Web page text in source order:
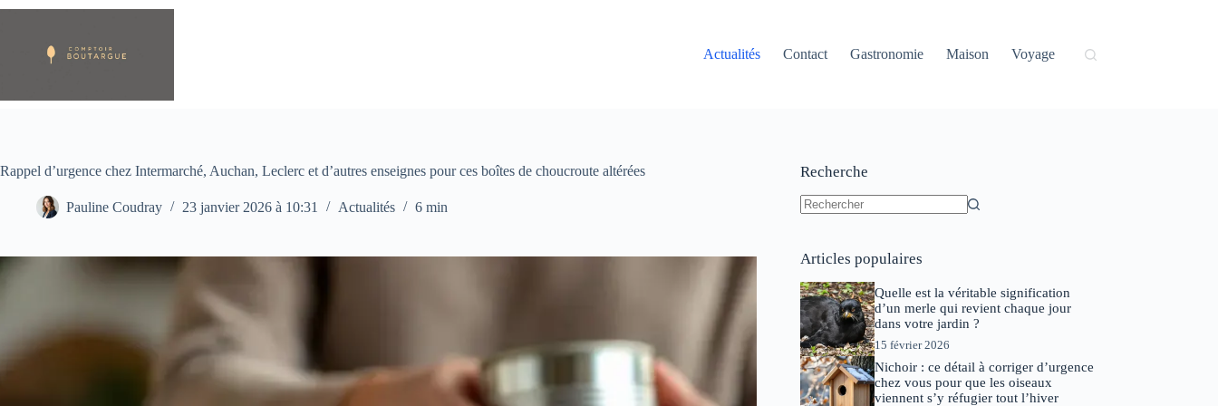
Passer
Actualités
Contact Gastronomie Maison Voyage
Rappel d’urgence chez Intermarché, Auchan, Leclerc et d’autres enseignes pour ces boîtes de choucroute altérées
Pauline Coudray 23 janvier 2026 à 10:31 Actualités 6 min
Recherche
Articles populaires
Quelle est la véritable signification
d’un merle qui revient chaque jour
dans votre jardin ?
15 février 2026
Nichoir : ce détail à corriger d’urgence
chez vous pour que les oiseaux
viennent s’y réfugier tout l’hiver